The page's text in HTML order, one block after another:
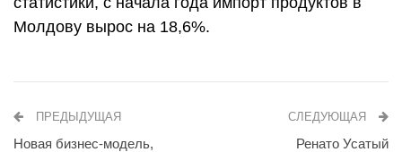
Молдову вырос на 18,6%.
ПРЕДЫДУЩАЯ
Новая бизнес-модель,
СЛЕДУЮЩАЯ
Ренато Усатый